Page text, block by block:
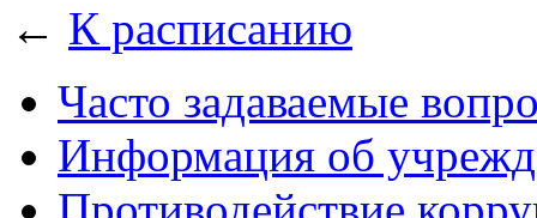
← К расписанию
Часто задаваемые
Информация об